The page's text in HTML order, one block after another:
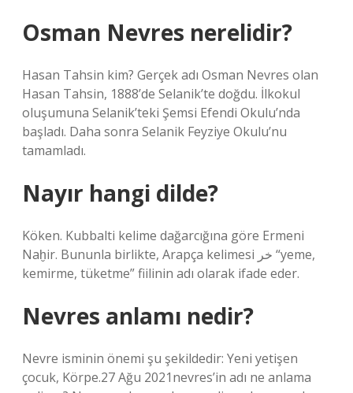
Osman Nevres nerelidir?
Hasan Tahsin kim? Gerçek adı Osman Nevres olan
Hasan Tahsin, 1888’de Selanik’te doğdu. İlkokul
oluşumuna Selanik’teki Şemsi Efendi Okulu’nda
başladı. Daha sonra Selanik Feyziye Okulu’nu
tamamladı.
Nayır hangi dilde?
Köken. Kubbalti kelime dağarcığına göre Ermeni
Naḫir. Bununla birlikte, Arapça kelimesi خر “yeme,
kemirme, tüketme” fiilinin adı olarak ifade eder.
Nevres anlamı nedir?
Nevre isminin önemi şu şekildedir: Yeni yetişen
çocuk, Körpe.27 Ağu 2021nevres’in adı ne anlama